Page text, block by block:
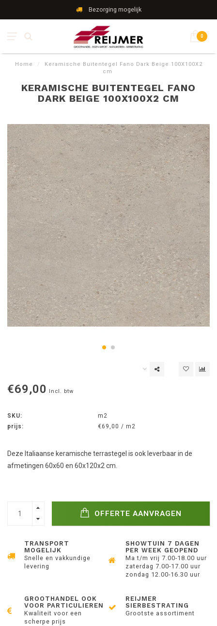
Bezorging mogelijk
0
Home /
Keramische Buitentegel Fano Dark Beige 100X100X2
cm
KERAMISCHE BUITENTEGEL FANO
DARK BEIGE 100X100X2 CM
€69,00 Incl. btw
SKU:
m2
prijs:
€69,00 / m2
Deze Italiaanse keramische terrastegel is ook leverbaar in de
afmetingen 60x60 en 60x120x2 cm.
OFFERTE AANVRAGEN
TRANSPORT
MOGELIJK
Snelle en vakkundige
levering
SHOWTUIN 7 DAGEN
PER WEEK GEOPEND
Ma t/m vrij 7.00-18.00 uur
zaterdag 7.00-17.00 uur
zondag 12.00-16.30 uur
GROOTHANDEL OOK
VOOR PARTICULIEREN
Kwaliteit voor een
scherpe prijs
REIJMER
SIERBESTRATING
Grootste assortiment